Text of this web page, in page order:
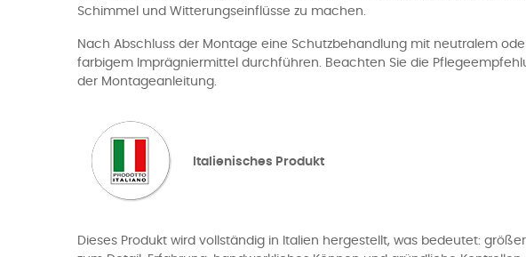
Schimmel und Witterungseinflüsse zu machen.
Nach Abschluss der Montage eine Schutzbehandlung mit neutralem
farbigem Imprägniermittel durchführen. Beachten Sie die
der Montageanleitung.
Italienisches Produkt
Dieses Produkt wird vollständig in Italien hergestellt, was bedeutet: